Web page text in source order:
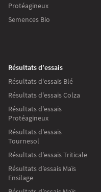
Protéagineux
Semences Bio
Résultats d'essais
Résultats d'essais Blé
Résultats d'essais Colza
Résultats d'essais
Protéagineux
Résultats d'essais
Tournesol
Résultats d'essais Triticale
Résultats d’essais Maïs
Ensilage